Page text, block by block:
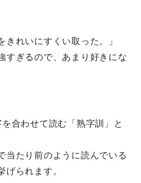
きれいにすくい取った。」
すぎるので、あまり好きにな
合わせて読む「熟字訓」と
当たり前のように読んでいる
げられます。